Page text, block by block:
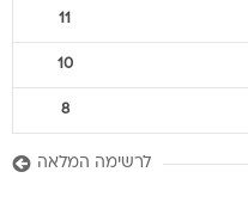
11
10
8
לרשימה המלאה